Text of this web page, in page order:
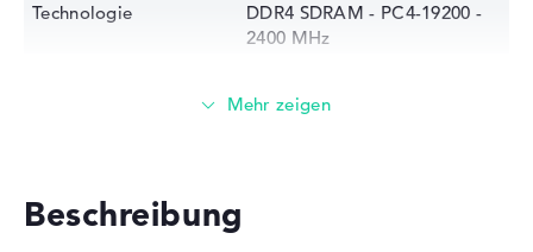
Technologie
DDR4 SDRAM - PC4-19200 -
2400 MHz
128 GB SSD
Beschreibung